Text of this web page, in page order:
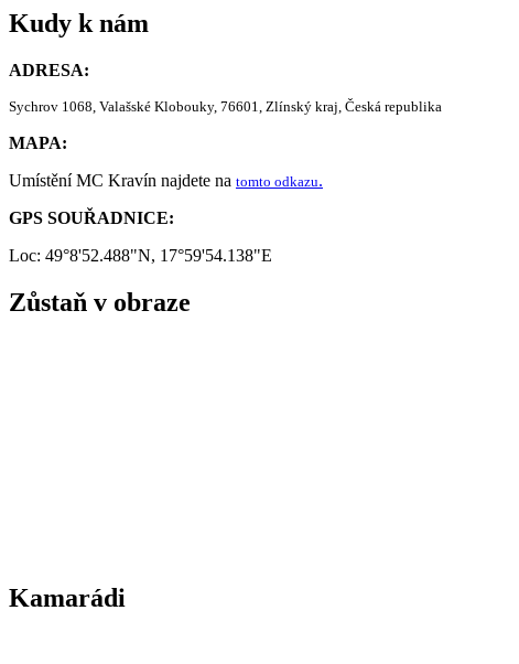
Kudy k nám
ADRESA:
Sychrov 1068, Valašské Klobouky, 76601, Zlínský kraj, Česká republika
MAPA:
Umístění MC Kravín najdete na tomto odkazu.
GPS SOUŘADNICE:
Loc: 49°8'52.488"N, 17°59'54.138"E
Zůstaň v obraze
Kamarádi